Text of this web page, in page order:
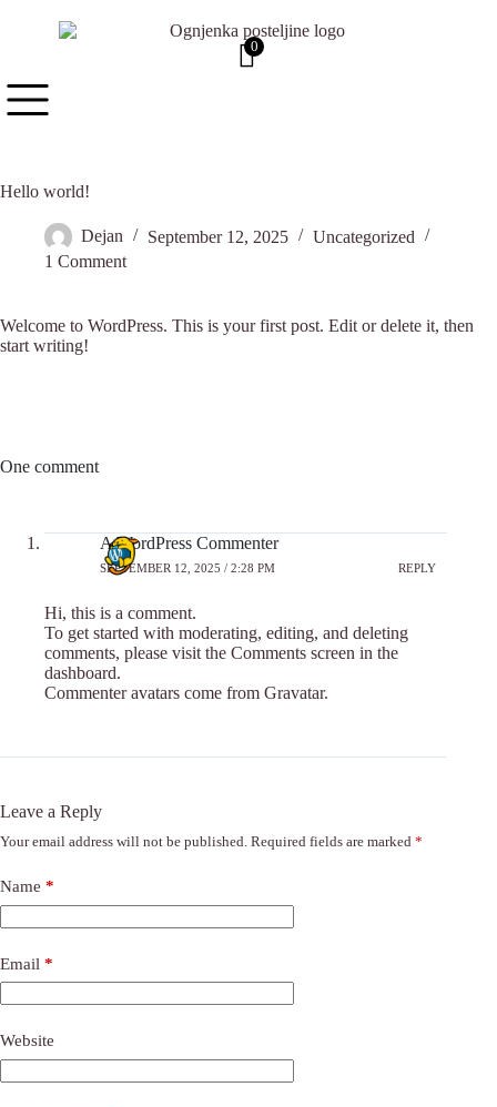
0
Hello world!
Dejan September 12, 2025
Uncategorized
1 Comment
Welcome to WordPress. This is your first post. Edit or delete it, then
start writing!
One comment
A WordPress Commenter
SEPTEMBER 12, 2025 / 2:28 PM REPLY
Hi, this is a comment.
To get started with moderating, editing, and deleting
comments, please visit the Comments screen in the
dashboard.
Commenter avatars come from Gravatar.
Leave a Reply
Your email address will not be published. Required fields are marked *
Name *
Email *
Website